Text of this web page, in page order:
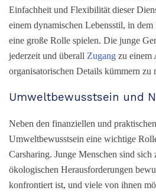
Einfachheit und Flexibilität dieser
einem dynamischen Lebensstil, in
eine große Rolle spielen. Die junge
jederzeit und überall Zugang zu einem
organisatorischen Details kümmern zu
Umweltbewusstsein und
Neben den finanziellen und
Umweltbewusstsein eine wichtige
Carsharing. Junge Menschen sind sich
ökologischen Herausforderungen
konfrontiert ist, und viele von ihnen